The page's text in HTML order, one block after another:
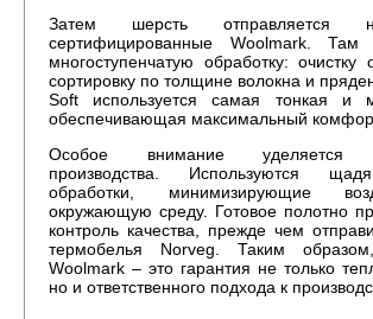
Затем шерсть отправляется
сертифицированные Woolmark. Там
многоступенчатую обработку: очистку
сортировку по толщине волокна и
Soft используется самая тонкая и
обеспечивающая максимальный
Особое внимание уделяется
производства. Используются
обработки, минимизирующие
окружающую среду. Готовое полотно
контроль качества, прежде чем
термобелья Norveg. Таким
Woolmark – это гарантия не только
но и ответственного подхода к